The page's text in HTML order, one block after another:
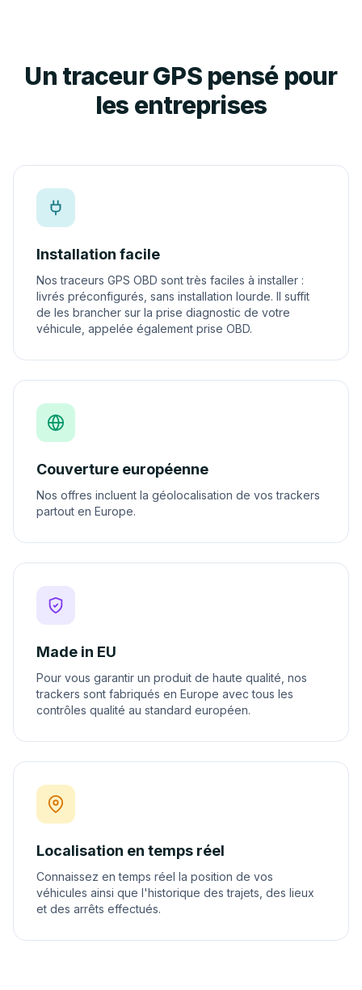
Un traceur GPS pensé pour
les entreprises
Installation facile
Nos traceurs GPS OBD sont très faciles à installer :
livrés préconfigurés, sans installation lourde. Il suffit
de les brancher sur la prise diagnostic de votre
véhicule, appelée également prise OBD.
Couverture européenne
Nos offres incluent la géolocalisation de vos trackers
partout en Europe.
Made in EU
Pour vous garantir un produit de haute qualité, nos
trackers sont fabriqués en Europe avec tous les
contrôles qualité au standard européen.
Localisation en temps réel
Connaissez en temps réel la position de vos
véhicules ainsi que l'historique des trajets, des lieux
et des arrêts effectués.